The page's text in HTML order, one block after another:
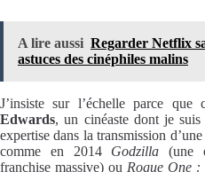
A lire aussi Regarder Netflix
astuces des cinéphiles malins
J’insiste sur l’échelle parce que
Edwards, un cinéaste dont je
expertise dans la transmission
comme en 2014 Godzilla (une
franchise massive) ou Rogue One :